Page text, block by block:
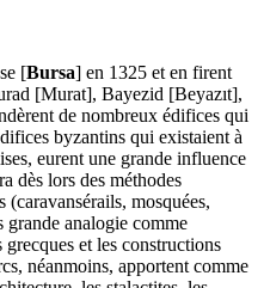
[Bursa] en 1325 et en firent
[Murat], Bayezid [Beyazıt],
de nombreux édifices qui
byzantins qui existaient à
eurent une grande influence
dès lors des méthodes
mosquées,
grande analogie comme
et les constructions
néanmoins, apportent comme